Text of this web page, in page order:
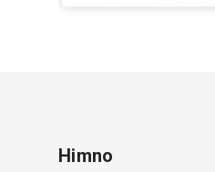
Himno